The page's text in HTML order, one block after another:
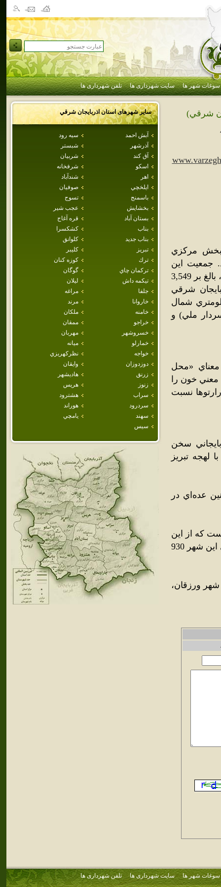
سوغات شهر ها سایت شهرداری ها تلفن شهرداری ها
سایر شهرهای استاناذربايجان شرقي
آبش احمد
سيه رود
آذرشهر
شبستر
آق كند
شربيان
اسكو
شرفخانه
اهر
شندآباد
ايلخچي
صوفيان
باسمنج
تسوج
بخشايش
عجب شير
بستان آباد
قره آغاج
بناب
كشكسرا
بناب جديد
كلوانق
تبريز
كليبر
ترك
كوزه كنان
تركمان چاي
گوگان
تيكمه داش
ليلان
جلفا
مراغه
خاروانا
مرند
خامنه
ملكان
خراجو
ممقان
خسروشهر
مهربان
خمارلو
ميانه
خواجه
نظركهريزي
دوزدوزان
وايقان
زرنق
هاديشهر
زنوز
هريس
سراب
هشترود
سردرود
هوراند
سهند
يامچي
سيس
شرقي)
بخش مرکزي
جمعيت اين
شهر برپايه سرشماري عمومي نفوس و مسکن سال 1385 خورشيدي، بالغ بر 3,549
شرقي
ورزقان در 40 کيلومتري غرب اهر و 78 کيلومتري شمال
ملي) و
«محل
خون را
نسبت
سخن
لهجه تبريز
عده‌اي در
بالغ بر 3,549 نفر بوده‌است که از اين
ميان 1,776 نفر مرد و 1,773 نفر زن بوده‌اند؛ همچنين شمار خانوارهاي اين شهر 930
مجموع 3,549 نفر جمعيت شهر ورزقان،
سوغات شهر ها سایت شهرداری ها تلفن شهرداری ها